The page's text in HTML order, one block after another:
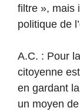
filtre », mais
politique de
A.C. : Pour
citoyenne
en gardant
un moyen